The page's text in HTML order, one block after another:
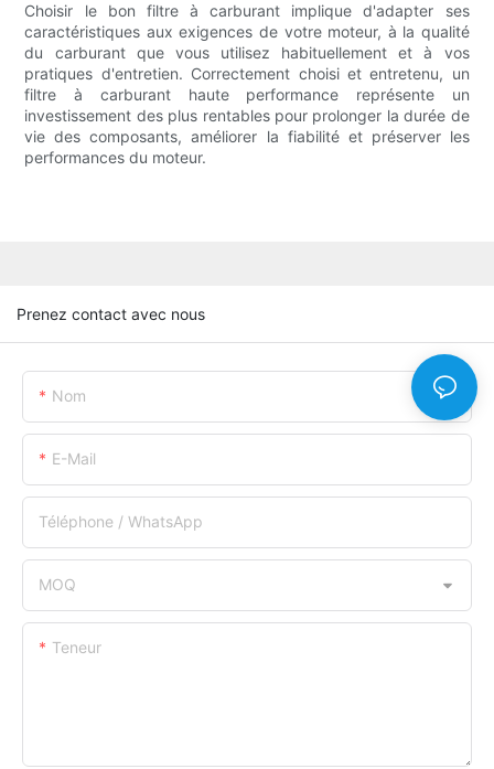
Choisir le bon filtre à carburant implique d'adapter ses
caractéristiques aux exigences de votre moteur, à la qualité
du carburant que vous utilisez habituellement et à vos
pratiques d'entretien. Correctement choisi et entretenu, un
filtre à carburant haute performance représente un
investissement des plus rentables pour prolonger la durée de
vie des composants, améliorer la fiabilité et préserver les
performances du moteur.
Prenez contact avec nous
Nom
E-Mail
Téléphone / WhatsApp
MOQ
Teneur